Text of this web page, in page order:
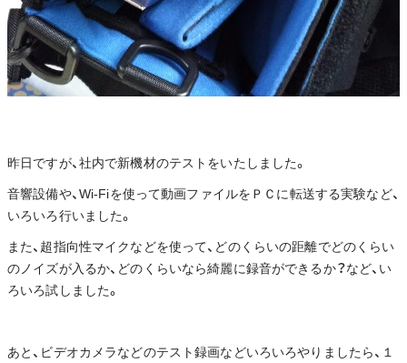
昨日ですが、社内で新機材のテストをいたしました。
音響設備や、Wi-Fiを使って動画ファイルをＰＣに転送する実験など、
いろいろ行いました。
また、超指向性マイクなどを使って、どのくらいの距離でどのくらい
のノイズが入るか、どのくらいなら綺麗に録音ができるか？など、い
ろいろ試しました。
あと、ビデオカメラなどのテスト録画などいろいろやりましたら、１